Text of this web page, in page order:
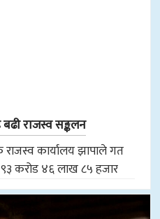
राजस्व सङ्कलन
कार्यालय झापाले गत
करोड ४६ लाख ८५ हजार